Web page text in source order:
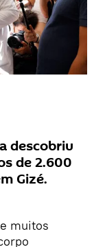
descobriu
de 2.600
Gizé.
muitos